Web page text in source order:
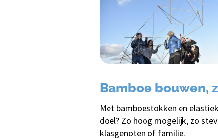
Bamboe bouwen,
Met bamboestokken en
doel? Zo hoog mogelijk, zo
klasgenoten of familie.